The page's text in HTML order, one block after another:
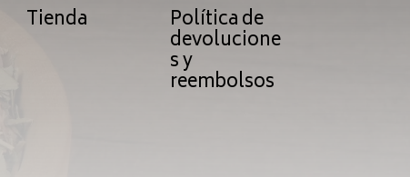
Tienda Política de
devolucione
s y
reembolsos